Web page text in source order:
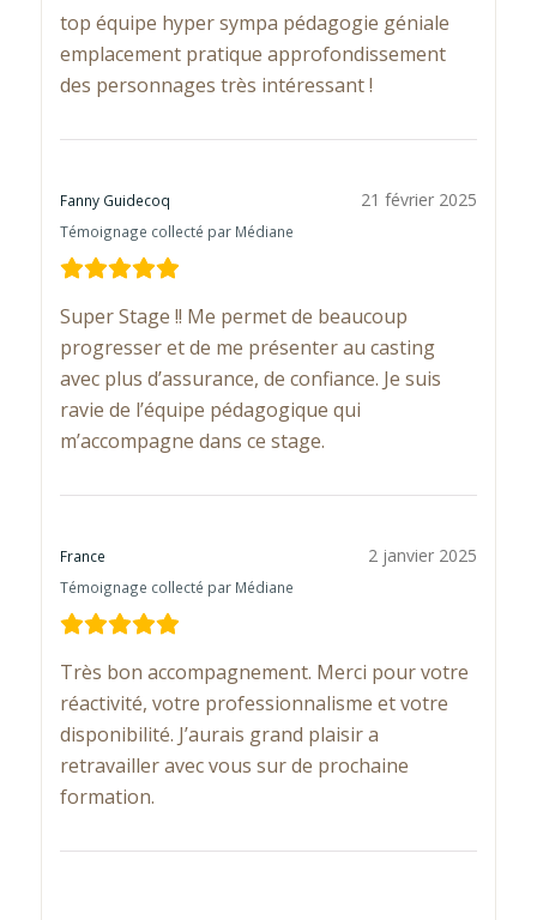
top équipe hyper sympa pédagogie géniale
emplacement pratique approfondissement
des personnages très intéressant !
Fanny Guidecoq
Témoignage collecté par Médiane
21 février 2025
Super Stage !! Me permet de beaucoup
progresser et de me présenter au casting
avec plus d’assurance, de confiance. Je suis
ravie de l’équipe pédagogique qui
m’accompagne dans ce stage.
France
Témoignage collecté par Médiane
2 janvier 2025
Très bon accompagnement. Merci pour votre
réactivité, votre professionnalisme et votre
disponibilité. J’aurais grand plaisir a
retravailler avec vous sur de prochaine
formation.